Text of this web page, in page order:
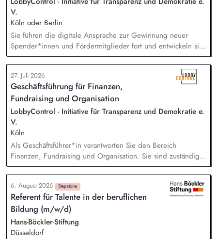
strategischen Weiterentwicklung.
V.
Köln oder Berlin
Sie führen die digitale Ansprache zur Gewinnung neuer
Spender*innen und Fördermitglieder fort und entwickeln sie
weiter. Sie sind verantwortlich für unsere E-Mailings und
steuern diese ganzheitlich - angefangen bei der Planung,
Zielgruppensegmentierung und Themenauswahl übers Texten
bis hin zur technischen Abwicklung und deren
kontinuierlichen Optimierung und Weiterentwicklung.
27. Juli 2026
Geschäftsführung für Finanzen,
Fundraising und Organisation
LobbyControl - Initiative für Transparenz und Demokratie e.
V.
Köln
Als Geschäftsführer*in verantworten Sie den Bereich
Finanzen, Fundraising und Organisation. Sie sind zuständig
für die Finanzplanung, das Controlling und die Organisation
des Rechnungswesens. Sie leiten das Fundraising-Team und
entwickeln eine nachhaltige Fundraising Strategie. Sie sind
verantwortlich für das Personalmanagement und die operative
Steuerung von Prozessen zur Organisationsentwicklung.
6. August 2026 Stepstone
Referent für Talente in der beruflichen
Bildung (m/w/d)
Hans-Böckler-Stiftung
Düsseldorf